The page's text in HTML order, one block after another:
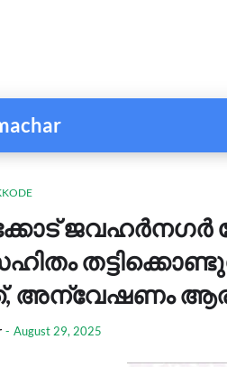
ജവഹർനഗർ
അന്വേഷണം
- August 29, 2025